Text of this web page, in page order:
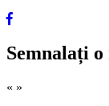
Semnalați
« »